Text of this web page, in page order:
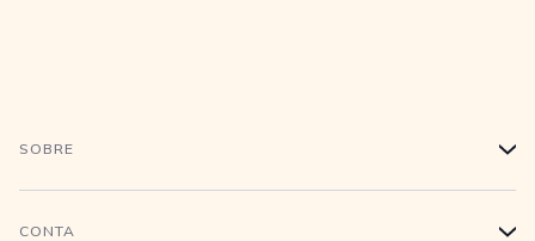
SOBRE +
História
CONTA +